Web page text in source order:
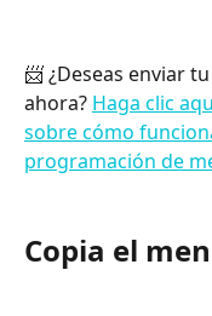
📨 ¿Deseas enviar
ahora? Haga clic
sobre cómo
programación de
Copia el